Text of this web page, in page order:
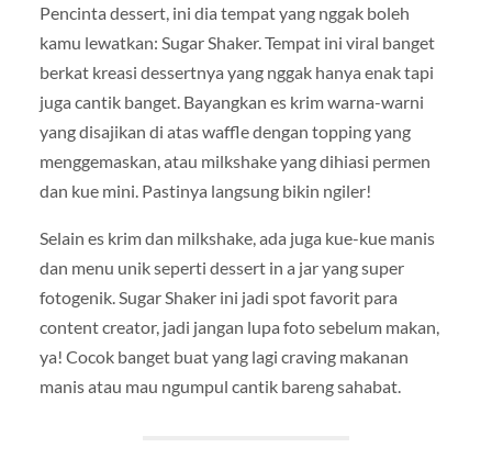
Pencinta dessert, ini dia tempat yang nggak boleh
kamu lewatkan: Sugar Shaker. Tempat ini viral banget
berkat kreasi dessertnya yang nggak hanya enak tapi
juga cantik banget. Bayangkan es krim warna-warni
yang disajikan di atas waffle dengan topping yang
menggemaskan, atau milkshake yang dihiasi permen
dan kue mini. Pastinya langsung bikin ngiler!
Selain es krim dan milkshake, ada juga kue-kue manis
dan menu unik seperti dessert in a jar yang super
fotogenik. Sugar Shaker ini jadi spot favorit para
content creator, jadi jangan lupa foto sebelum makan,
ya! Cocok banget buat yang lagi craving makanan
manis atau mau ngumpul cantik bareng sahabat.